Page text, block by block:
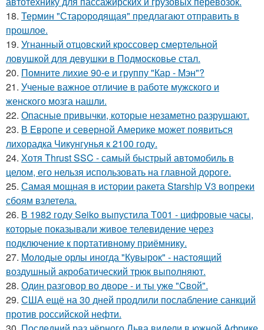
18. Термин "Старородящая" предлагают отправить в
прошлое.
19. Угнанный отцовский кроссовер смертельной
ловушкой для девушки в Подмосковье стал.
20. Помните лихие 90-е и группу "Кар - Мэн"?
21. Ученые важное отличие в работе мужского и
женского мозга нашли.
22. Опасные привычки, которые незаметно разрушают.
23. В Европе и северной Америке может появиться
лихорадка Чикунгунья к 2100 году.
24. Хотя Thrust SSC - самый быстрый автомобиль в
целом, его нельзя использовать на главной дороге.
25. Самая мощная в истории ракета Starship V3 вопреки
сбоям взлетела.
26. В 1982 году Seiko выпустила T001 - цифровые часы,
которые показывали живое телевидение через
подключение к портативному приёмнику.
27. Молодые орлы иногда "Кувырок" - настоящий
воздушный акробатический трюк выполняют.
28. Один разговoр во двоpе - и ты ужe "Cвой".
29. США ещё на 30 дней продлили послабление санкций
против российской нефти.